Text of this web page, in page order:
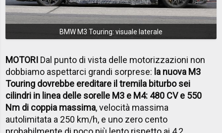
BMW M3 Touring: visuale laterale
MOTORI Dal punto di vista delle motorizzazioni non
dobbiamo aspettarci grandi sorprese: la nuova M3
Touring dovrebbe ereditare il tremila biturbo sei
cilindri in linea delle sorelle M3 e M4: 480 CV e 550
Nm di coppia massima, velocità massima
autolimitata a 250 km/h, e uno zero cento